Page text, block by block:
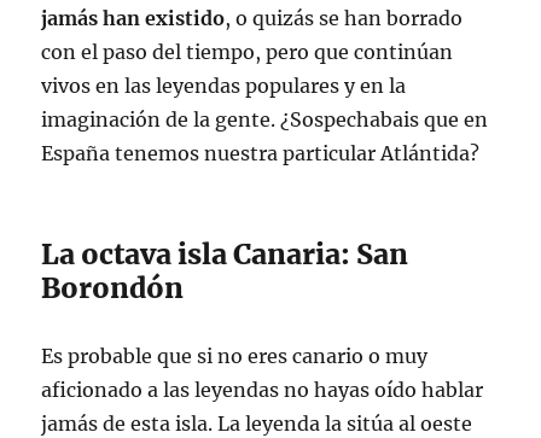
jamás han existido, o quizás se han borrado
con el paso del tiempo, pero que continúan
vivos en las leyendas populares y en la
imaginación de la gente. ¿Sospechabais que en
España tenemos nuestra particular Atlántida?
La octava isla Canaria: San
Borondón
Es probable que si no eres canario o muy
aficionado a las leyendas no hayas oído hablar
jamás de esta isla. La leyenda la sitúa al oeste